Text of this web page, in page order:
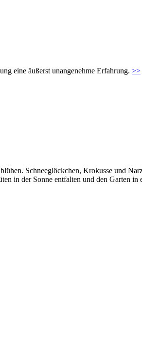
eine äußerst unangenehme Erfahrung. >>
Schneeglöckchen, Krokusse und
in der Sonne entfalten und den Garten